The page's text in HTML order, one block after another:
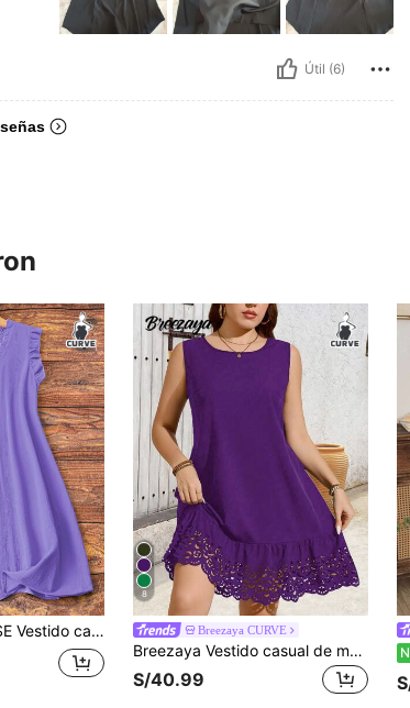
Útil (6)
volantes y pliegues, cómodo para uso diario, tallas grandes para mujer
8
Breezaya CURVE
Breezaya Vestido casual de mujer de talla grande sin mangas con cuello redondo y estampado, vestido de ojal para mujer, vestidos de verano para mujer de talla grande, vestido de vino para vacaciones, vestidos para mujer, vestido hueco para primavera
S/40.99